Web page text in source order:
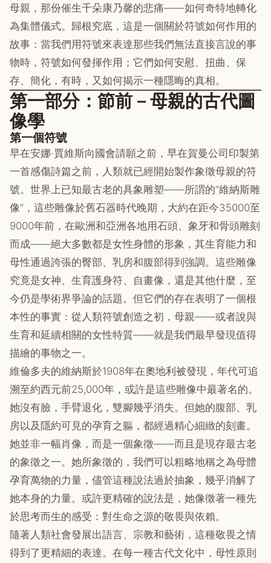
母親，那份催生千朵康乃馨的悲痛——如何奇特地轉化
為集體儀式。歸根究底，這是一個關於符號如何作用的
故事：當我們用符號來表達那些我們無法直接言說的事
物時，符號如何發揮作用；它們如何安慰、扭曲、保
存、簡化，有時，又如何揭示一種隱晦的真相。
第一部分：節前－母親的古代圖
像學
第一個符號
早在安娜·賈維斯向國會請願之前，早在賀曼公司印製第
一首感傷詩篇之前，人類就已經開始製作象徵母親的符
號。世界上已知最古老的具象雕塑——所謂的“維納斯雕
像”，這些雕像於舊石器時代晚期，大約在距今35000至
9000年前，在歐洲和亞洲各地用石頭、象牙和骨頭雕刻
而成——絕大多數都是女性身體的形象，其生育能力和
母性通過誇張的臀部、乳房和腹部得到強調。這些雕像
究竟是女神、生育護身符、自畫像，還是其他什麼，至
今仍是學術界爭論的話題。但它們的存在表明了一個根
本性的事實：從人類符號創造之初，母親——或者說與
生育和延續相關的女性特質——就是我們最早發現值得
描繪的事物之一。
維倫多夫的維納斯於1908年在奧地利被發現，年代可追
溯至約西元前25,000年，或許是這些雕像中最著名的。
她沒有臉，手臂退化，雙腳幾乎消失。但她的腹部、乳
房以及隱約可見的孕育之軀，都經過精心細緻的刻畫。
她並非一幅肖像，而是一個象徵——而且是現存最古老
的象徵之一。她所象徵的，我們可以粗略地稱之為母體
孕育萬物的力量，儘管這種說法過於抽象，幾乎消解了
她本身的力量。或許更精確的說法是，她像徵著一種先
於思考而生的感受：對生命之源的敬畏與依賴。
隨著人類社會發展出語言、宗教和藝術，這種敬畏之情
得到了更精細的表達。在每一種古代文化中，母性原則